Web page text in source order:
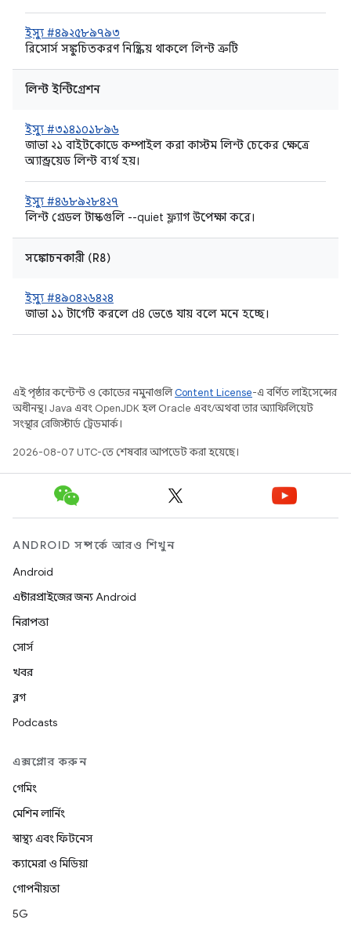
ইস্যু #৪৯২৫৮৯৭৯৩
রিসোর্স সঙ্কুচিতকরণ নিষ্ক্রিয় থাকলে লিন্ট ত্রুটি
লিন্ট ইন্টিগ্রেশন
ইস্যু #৩১৪১০১৮৯৬
জাভা ২১ বাইটকোডে কম্পাইল করা কাস্টম লিন্ট চেকের ক্ষেত্রে
অ্যান্ড্রয়েড লিন্ট ব্যর্থ হয়।
ইস্যু #৪৬৮৯২৮৪২৭
লিন্ট গ্রেডল টাস্কগুলি --quiet ফ্ল্যাগ উপেক্ষা করে।
সঙ্কোচনকারী (R8)
ইস্যু #৪৯০৪২৬৪২৪
জাভা ১১ টার্গেট করলে d8 ভেঙে যায় বলে মনে হচ্ছে।
এই পৃষ্ঠার কন্টেন্ট ও কোডের নমুনাগুলিContent License-এ বর্ণিত লাইসেন্সের
অধীনস্থ। Java এবং OpenJDK হল Oracle এবং/অথবা তার অ্যাফিলিয়েট
সংস্থার রেজিস্টার্ড ট্রেডমার্ক।
2026-08-07 UTC-তে শেষবার আপডেট করা হয়েছে।
ANDROID সম্পর্কে আরও শিখুন
Android
এন্টারপ্রাইজের জন্য Android
নিরাপত্তা
সোর্স
খবর
ব্লগ
Podcasts
এক্সপ্লোর করুন
গেমিং
মেশিন লার্নিং
স্বাস্থ্য এবং ফিটনেস
ক্যামেরা ও মিডিয়া
গোপনীয়তা
5G